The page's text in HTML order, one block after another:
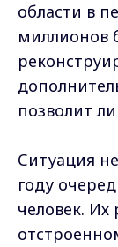
области в
миллионов
позволит
Ситуация
году
человек. Их